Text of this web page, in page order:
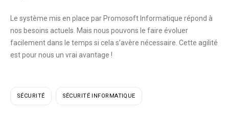
Le système mis en place par Promosoft Informatique répond à
nos besoins actuels. Mais nous pouvons le faire évoluer
facilement dans le temps si cela s’avère nécessaire. Cette agilité
est pour nous un vrai avantage !
SÉCURITÉ SÉCURITÉ INFORMATIQUE